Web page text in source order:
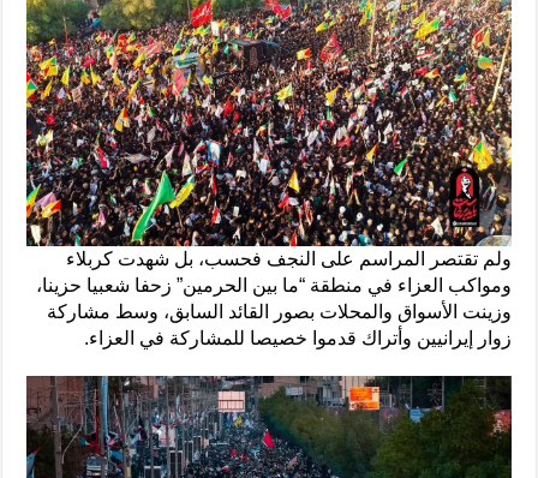
ولم تقتصر المراسم على النجف فحسب، بل شهدت كربلاء
ومواكب العزاء في منطقة “ما بين الحرمين” زحفا شعبيا حزينا،
وزينت الأسواق والمحلات بصور القائد السابق، وسط مشاركة
زوار إيرانيين وأتراك قدموا خصيصا للمشاركة في العزاء.